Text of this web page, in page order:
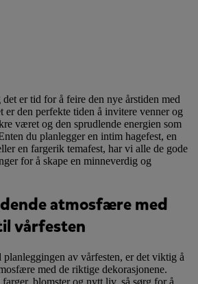
er tid for å feire den nye årstiden med
er den perfekte tiden å invitere venner og
været og den sprudlende energien som
du planlegger en intim hagefest, en
en fargerik temafest, har vi alle de gode
for å skape en minneverdig og
atmosfære med
vårfesten
planleggingen av vårfesten, er det viktig å
med de riktige dekorasjonene.
blomster og nytt liv, så sørg for å